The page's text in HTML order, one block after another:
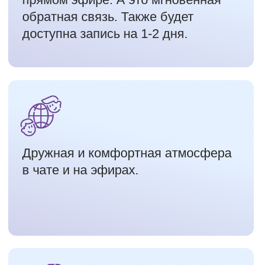
КОМФОРТНАЯ
АТМОСФЕРА
ВО ВСЕХ НАШИХ
ПРОДУКТАХ
УЧЕНИКОВ БЕСПЛАТНОГО
КУРСА